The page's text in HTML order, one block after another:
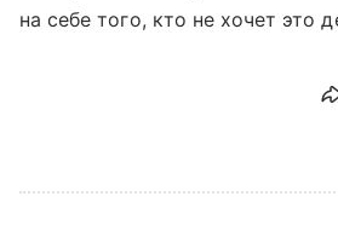
на себе того, кто не хочет это